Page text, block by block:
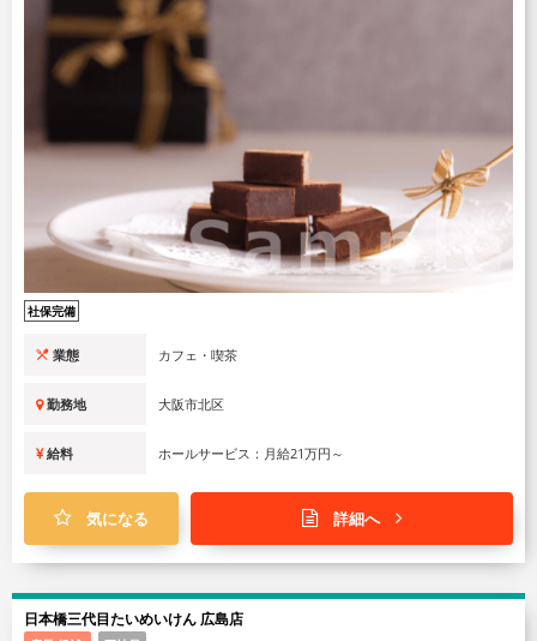
社保完備
業態 カフェ・喫茶
勤務地 大阪市北区
給料 ホールサービス：月給21万円～
気になる 詳細へ
日本橋三代目たいめいけん 広島店